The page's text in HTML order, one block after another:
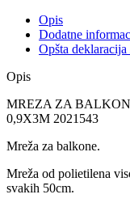
Opis
Dodatne
Opšta
Opis
MREZA ZA
0,9X3M 2021543
Mreža za balkone.
Mreža od polietilena
svakih 50cm.